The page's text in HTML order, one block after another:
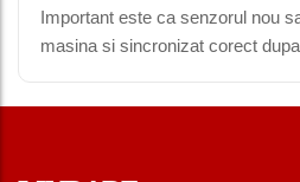
Important este ca senzorul nou
masina si sincronizat corect